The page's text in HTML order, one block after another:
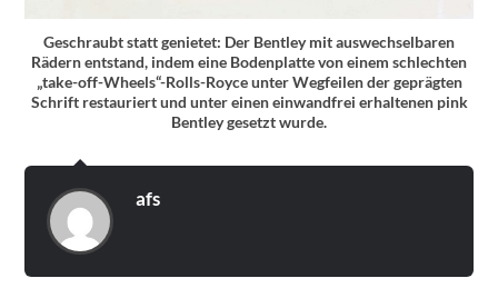
Geschraubt statt genietet: Der Bentley mit auswechselbaren
Rädern entstand, indem eine Bodenplatte von einem schlechten
„take-off-Wheels“-Rolls-Royce unter Wegfeilen der geprägten
Schrift restauriert und unter einen einwandfrei erhaltenen pink
Bentley gesetzt wurde.
afs